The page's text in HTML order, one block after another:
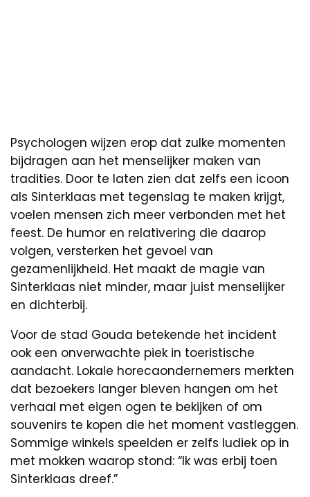
Psychologen wijzen erop dat zulke momenten
bijdragen aan het menselijker maken van
tradities. Door te laten zien dat zelfs een icoon
als Sinterklaas met tegenslag te maken krijgt,
voelen mensen zich meer verbonden met het
feest. De humor en relativering die daarop
volgen, versterken het gevoel van
gezamenlijkheid. Het maakt de magie van
Sinterklaas niet minder, maar juist menselijker
en dichterbij.
Voor de stad Gouda betekende het incident
ook een onverwachte piek in toeristische
aandacht. Lokale horecaondernemers merkten
dat bezoekers langer bleven hangen om het
verhaal met eigen ogen te bekijken of om
souvenirs te kopen die het moment vastleggen.
Sommige winkels speelden er zelfs ludiek op in
met mokken waarop stond: “Ik was erbij toen
Sinterklaas dreef.”